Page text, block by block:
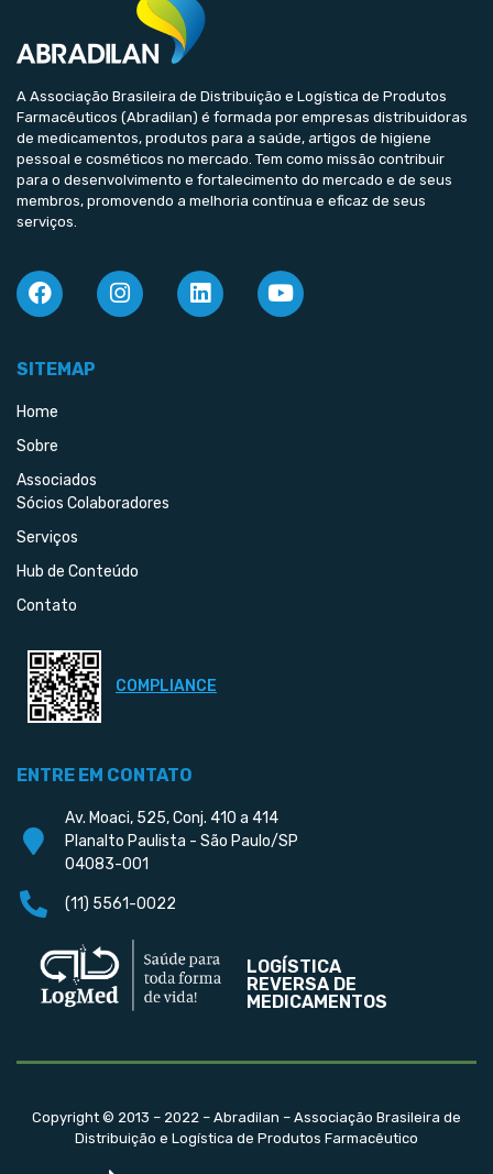
A Associação Brasileira de Distribuição e Logística de Produtos
Farmacêuticos (Abradilan) é formada por empresas distribuidoras
de medicamentos, produtos para a saúde, artigos de higiene
pessoal e cosméticos no mercado. Tem como missão contribuir
para o desenvolvimento e fortalecimento do mercado e de seus
membros, promovendo a melhoria contínua e eficaz de seus
serviços.
SITEMAP
Home
Sobre
Associados
Sócios Colaboradores
Serviços
Hub de Conteúdo
Contato
COMPLIANCE
ENTRE EM CONTATO
Av. Moaci, 525, Conj. 410 a 414
Planalto Paulista - São Paulo/SP
04083-001
(11) 5561-0022
LOGÍSTICA
REVERSA DE
MEDICAMENTOS
Copyright © 2013 – 2022 – Abradilan – Associação Brasileira de
Distribuição e Logística de Produtos Farmacêutico